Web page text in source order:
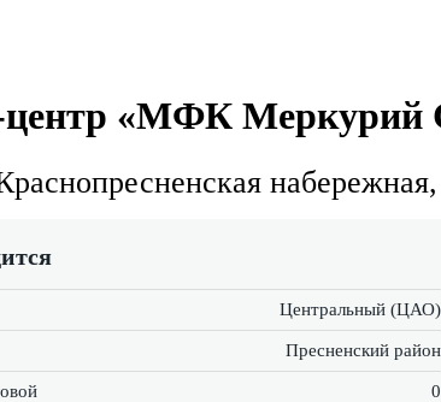
центр «МФК Меркурий
Центральный (ЦАО)
Пресненский район
0